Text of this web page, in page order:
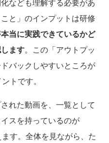
と」のインプットは研修
本当に実践できているかど
ます。この「アウトプッ
バックしやすいところが
トです。
れた動画を、一覧として
スを持っているのが
す。全体を見ながら、た